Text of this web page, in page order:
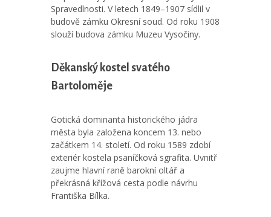
Spravedlnosti. V letech 1849–1907 sídlil v
budově zámku Okresní soud. Od roku 1908
slouží budova zámku Muzeu Vysočiny.
Děkanský kostel svatého
Bartoloměje
Gotická dominanta historického jádra
města byla založena koncem 13. nebo
začátkem 14. století. Od roku 1589 zdobí
exteriér kostela psaníčková sgrafita. Uvnitř
zaujme hlavní raně barokní oltář a
překrásná křížová cesta podle návrhu
Františka Bílka.